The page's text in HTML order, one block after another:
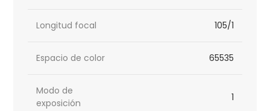
Longitud focal 105/1
Espacio de color 65535
Modo de
exposición
1